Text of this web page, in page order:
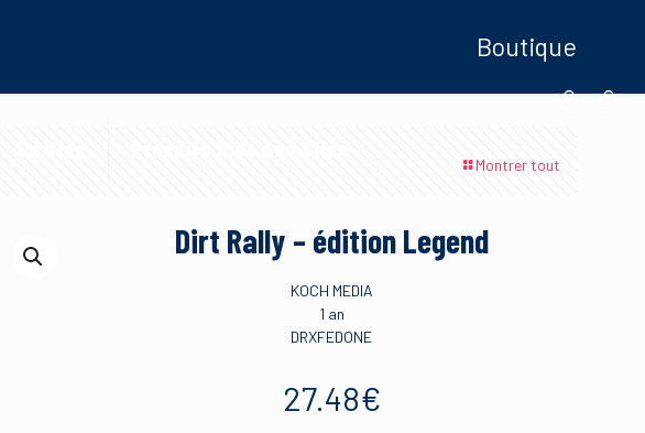
Boutique
Montrer tout
Dirt Rally – édition Legend
KOCH MEDIA
1 an
DRXFEDONE
27.48€